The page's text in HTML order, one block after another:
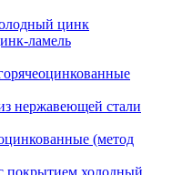
цинк
ламель
нержавеющей стали
(метод
покрытием холодный